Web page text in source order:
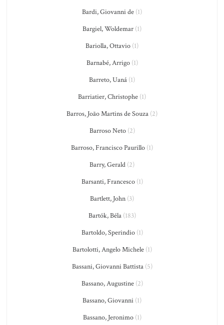
Bardi, Giovanni de (1)
Bargiel, Woldemar (1)
Bariolla, Ottavio (1)
Barnabé, Arrigo(1)
Barreto, Uaná (1)
Barriatier, Christophe (1)
Barros, João Martins de Souza (2)
Barroso Neto(2)
Barroso, Francisco Paurillo (1)
Barry, Gerald (2)
Barsanti, Francesco(1)
Bartlett, John (3)
Bartók, Béla(183)
Bartoldo, Sperindio(1)
Bartolotti, Angelo Michele(1)
Bassani, Giovanni Battista(5)
Bassano, Augustine(2)
Bassano, Giovanni (1)
Bassano, Jeronimo(1)